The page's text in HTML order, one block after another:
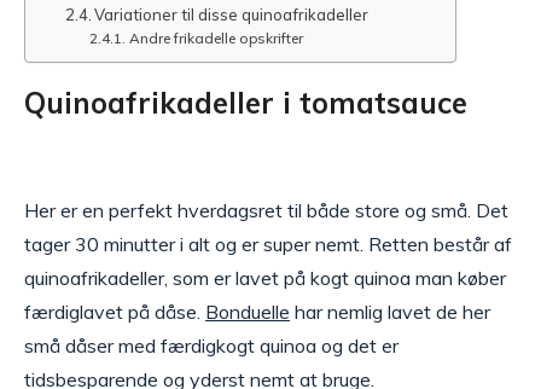
Variationer til disse quinoafrikadeller
Andre frikadelle opskrifter
Quinoafrikadeller i tomatsauce
Her er en perfekt hverdagsret til både store og små. Det
tager 30 minutter i alt og er super nemt. Retten består af
quinoafrikadeller, som er lavet på kogt quinoa man køber
færdiglavet på dåse. Bonduelle har nemlig lavet de her
små dåser med færdigkogt quinoa og det er
tidsbesparende og yderst nemt at bruge.